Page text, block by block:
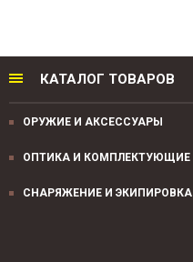
КАТАЛОГ ТОВАРОВ
ОРУЖИЕ И АКСЕССУАРЫ
ОПТИКА И КОМПЛЕКТУЮЩИЕ
СНАРЯЖЕНИЕ И ЭКИПИРОВКА